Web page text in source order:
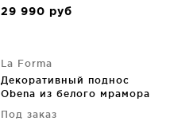
29 990 руб
La Forma
Декоративный поднос
Obena из белого мрамора
Под заказ